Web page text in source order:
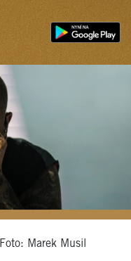
Foto: Marek Musil